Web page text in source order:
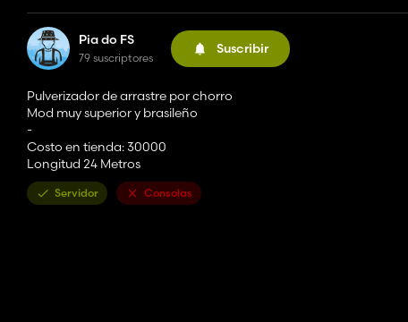
Pia do FS
79 suscriptores
Suscribir
Pulverizador de arrastre por chorro
Mod muy superior y brasileño
-
Costo en tienda: 30000
Longitud 24 Metros
Servidor Consolas